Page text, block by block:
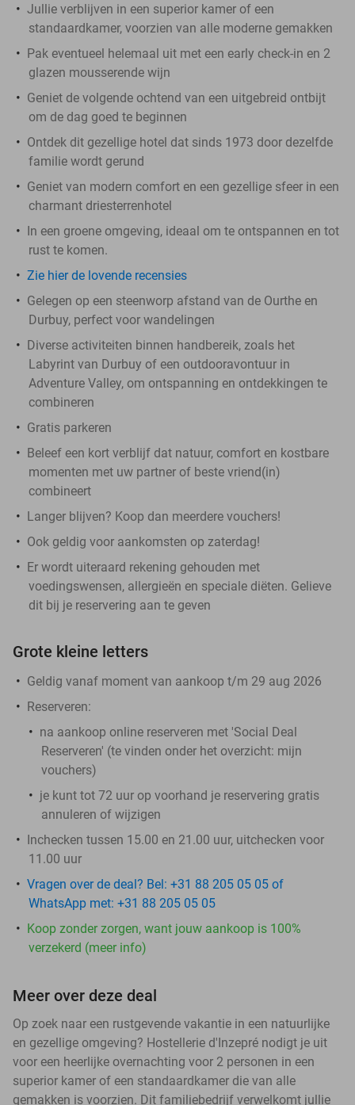
Jullie verblijven in een superior kamer of een
standaardkamer, voorzien van alle moderne gemakken
Pak eventueel helemaal uit met een early check-in en 2
glazen mousserende wijn
Geniet de volgende ochtend van een uitgebreid ontbijt
om de dag goed te beginnen
Ontdek dit gezellige hotel dat sinds 1973 door dezelfde
familie wordt gerund
Geniet van modern comfort en een gezellige sfeer in een
charmant driesterrenhotel
In een groene omgeving, ideaal om te ontspannen en tot
rust te komen.
Zie hier de lovende recensies
Gelegen op een steenworp afstand van de Ourthe en
Durbuy, perfect voor wandelingen
Diverse activiteiten binnen handbereik, zoals het
Labyrint van Durbuy of een outdooravontuur in
Adventure Valley, om ontspanning en ontdekkingen te
combineren
Gratis parkeren
Beleef een kort verblijf dat natuur, comfort en kostbare
momenten met uw partner of beste vriend(in)
combineert
Langer blijven? Koop dan meerdere vouchers!
Ook geldig voor aankomsten op zaterdag!
Er wordt uiteraard rekening gehouden met
voedingswensen, allergieën en speciale diëten. Gelieve
dit bij je reservering aan te geven
Grote kleine letters
Geldig vanaf moment van aankoop t/m 29 aug 2026
Reserveren:
na aankoop online reserveren met 'Social Deal
Reserveren' (te vinden onder het overzicht: mijn
vouchers)
je kunt tot 72 uur op voorhand je reservering gratis
annuleren of wijzigen
Inchecken tussen 15.00 en 21.00 uur, uitchecken voor
11.00 uur
Vragen over de deal? Bel: +31 88 205 05 05 of
WhatsApp met: +31 88 205 05 05
Koop zonder zorgen, want jouw aankoop is 100%
verzekerd (meer info)
Meer over deze deal
Op zoek naar een rustgevende vakantie in een natuurlijke
en gezellige omgeving? Hostellerie d'Inzepré nodigt je uit
voor een heerlijke overnachting voor 2 personen in een
superior kamer of een standaardkamer die van alle
gemakken is voorzien. Dit familiebedrijf verwelkomt jullie